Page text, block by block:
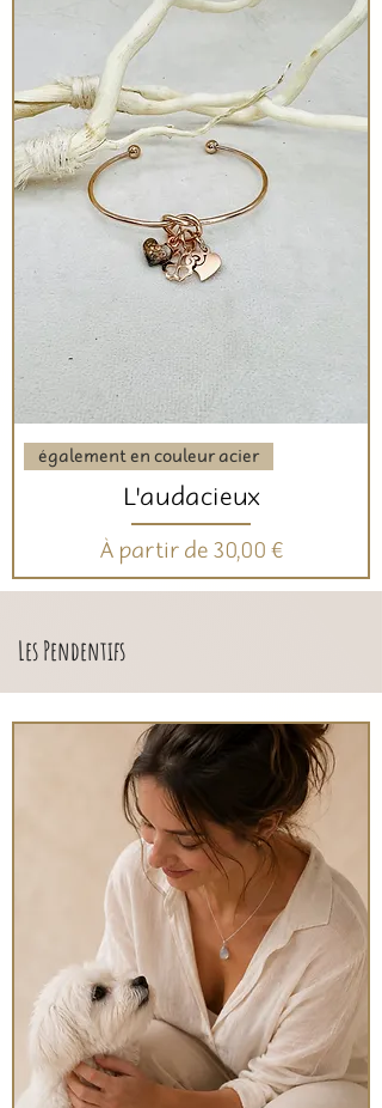
également en couleur acier
L'audacieux
À partir de 30,00 €
Prix promotionnel
Les Pendentifs